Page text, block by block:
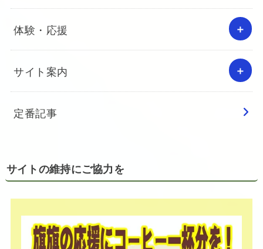
体験・応援
サイト案内
定番記事
サイトの維持にご協力を